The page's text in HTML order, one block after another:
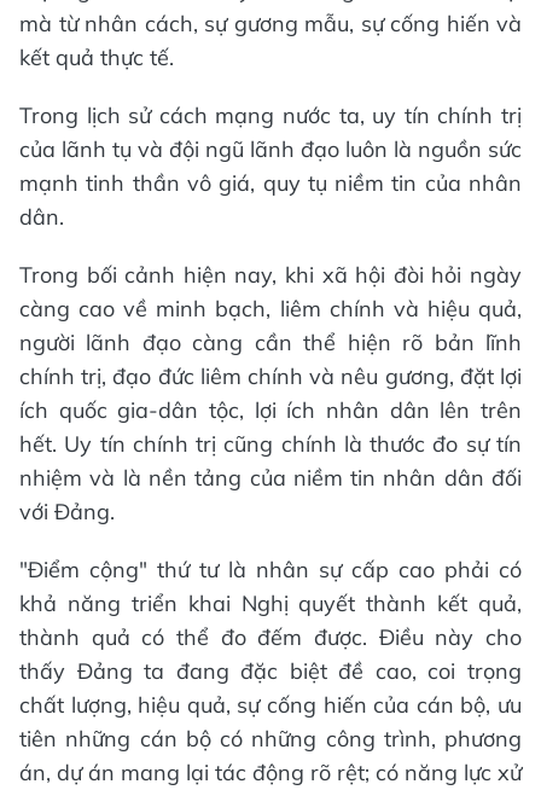
mà từ nhân cách, sự gương mẫu, sự cống hiến và
kết quả thực tế.
Trong lịch sử cách mạng nước ta, uy tín chính trị
của lãnh tụ và đội ngũ lãnh đạo luôn là nguồn sức
mạnh tinh thần vô giá, quy tụ niềm tin của nhân
dân.
Trong bối cảnh hiện nay, khi xã hội đòi hỏi ngày
càng cao về minh bạch, liêm chính và hiệu quả,
người lãnh đạo càng cần thể hiện rõ bản lĩnh
chính trị, đạo đức liêm chính và nêu gương, đặt lợi
ích quốc gia-dân tộc, lợi ích nhân dân lên trên
hết. Uy tín chính trị cũng chính là thước đo sự tín
nhiệm và là nền tảng của niềm tin nhân dân đối
với Đảng.
"Điểm cộng" thứ tư là nhân sự cấp cao phải có
khả năng triển khai Nghị quyết thành kết quả,
thành quả có thể đo đếm được. Điều này cho
thấy Đảng ta đang đặc biệt đề cao, coi trọng
chất lượng, hiệu quả, sự cống hiến của cán bộ, ưu
tiên những cán bộ có những công trình, phương
án, dự án mang lại tác động rõ rệt; có năng lực xử